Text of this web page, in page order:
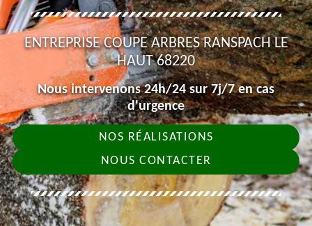
ENTREPRISE COUPE ARBRES RANSPACH LE
HAUT 68220
Nous intervenons 24h/24 sur 7j/7 en cas
d'urgence
NOS RÉALISATIONS
NOUS CONTACTER